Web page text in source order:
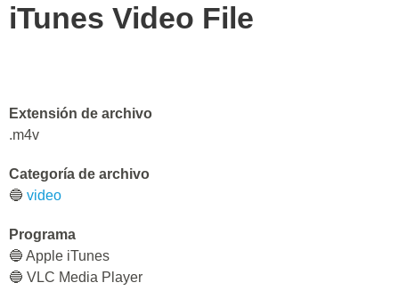
iTunes Video File
Extensión de archivo
.m4v
Categoría de archivo
🔵 video
Programa
🔵 Apple iTunes
🔵 VLC Media Player